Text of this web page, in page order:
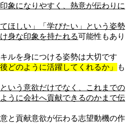
象になりやすく、熱意が伝わりに
ほしい」「学びたい」という姿勢
身な印象を持たれる可能性もあり
ルを身につける姿勢は大切です
どのように活躍してくれるか」
も
という意欲だけでなく、これまでの
うに会社へ貢献できるのかまで伝
と貢献意欲が伝わる志望動機の作